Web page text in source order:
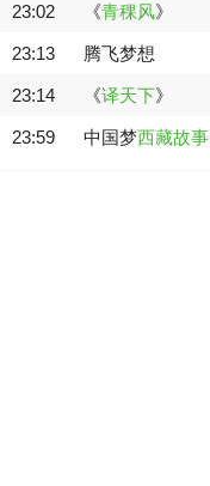
23:02 《青稞风》
23:13 腾飞梦想
23:14 《译天下》
23:59 中国梦西藏故事